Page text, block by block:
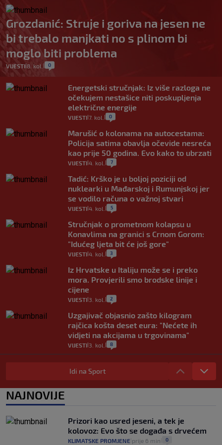
Grozdanić: Struje i goriva na jesen ne
bi trebalo manjkati no s plinom bi
moglo biti problema
VIJESTI 8. kol. 0
Energetski stručnjak: Iz više razloga ne
očekujem nestašice niti poskupljenja
električne energije
VIJESTI 7. kol. 0
Marušić o kolonama na autocestama:
Policija satima obavlja očevide nesreća
kao prije 50 godina. Evo kako to ubrzati
VIJESTI 4. kol. 7
Tadić: Krško je u boljoj poziciji od
nuklearki u Mađarskoj i Rumunjskoj jer
se vodilo računa o važnoj stvari
VIJESTI 4. kol. 5
Stručnjak o prometnom kolapsu u
Konavlima na granici s Crnom Gorom:
"Idućeg ljeta bit će još gore"
VIJESTI 4. kol. 3
Iz Hrvatske u Italiju može se i preko
mora. Provjerili smo brodske linije i
cijene
VIJESTI 3. kol. 2
Uzgajivač objasnio zašto kilogram
rajčica košta deset eura: "Nećete ih
vidjeti na akcijama u trgovinama"
VIJESTI 3. kol. 8
Selidba je jedno od stresnijih iskustava.
Evo aktualnih cijena i nekoliko savjeta
0
automobilom na Hvar iz Zagreba, a
koliko iz Osijeka
14
Idi na Sport
NAJNOVIJE
Prizori kao usred jeseni, a tek je
kolovoz: Evo što se događa s drvećem
KLIMATSKE PROMJENE prije 6 min 0